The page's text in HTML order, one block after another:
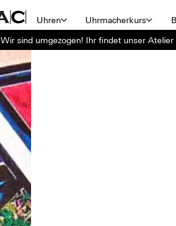
Uhren Uhrmacherkurs
Wir sind umgezogen! Ihr findet unser Atelier